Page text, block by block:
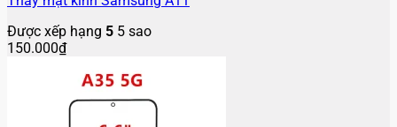
Được xếp hạng 5 5 sao
150.000₫